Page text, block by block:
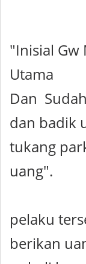
"Inisial Gw
Utama
Dan
dan badik
tukang
uang".
pelaku
berikan